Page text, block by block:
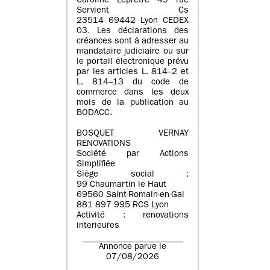
Servient Cs
23514 69442 Lyon CEDEX
03. Les déclarations des
créances sont à adresser au
mandataire judiciaire ou sur
le portail électronique prévu
par les articles L. 814–2 et
L. 814–13 du code de
commerce dans les deux
mois de la publication au
BODACC.
BOSQUET VERNAY
RENOVATIONS
Société par Actions
Simplifiée
Siège social :
99 Chaumartin le Haut
69560 Saint-Romain-en-Gal
881 897 995 RCS Lyon
Activité : renovations
interieures
Annonce parue le
07/08/2026